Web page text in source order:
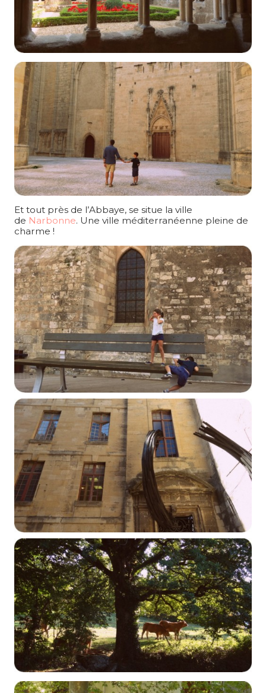
Et tout près de l’Abbaye, se situe la ville
de Narbonne. Une ville méditerranéenne pleine de
charme !